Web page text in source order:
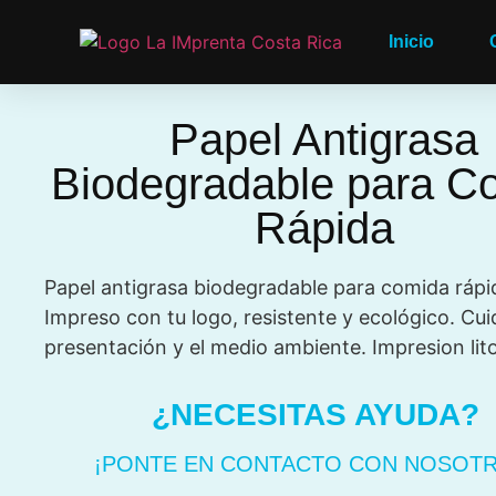
Inicio
Papel Antigrasa
Biodegradable para
Rápida
Papel antigrasa biodegradable para comida
Impreso con tu logo, resistente y ecológico.
presentación y el medio ambiente. Impresion
¿NECESITAS AYUDA?
¡PONTE EN CONTACTO CON